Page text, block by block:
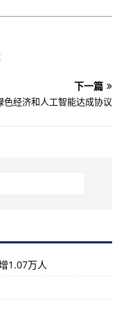
下一篇
色经济和人工智能达成协议
1.07万人